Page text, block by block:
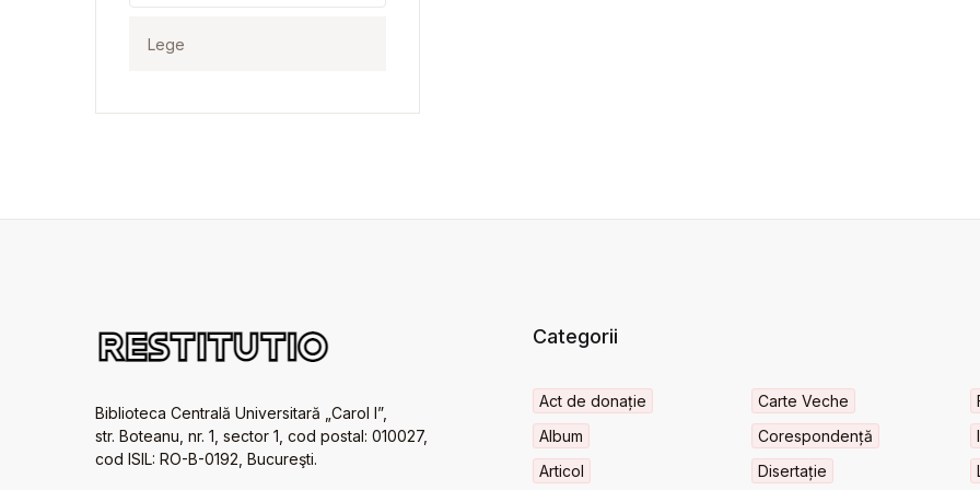
Biblioteca Centrală Universitară „Carol I”,
str. Boteanu, nr. 1, sector 1, cod postal: 010027,
cod ISIL: RO-B-0192, Bucureşti.
Categorii
Act de donație
Album
Articol
Carte Veche
Corespondență
Disertație